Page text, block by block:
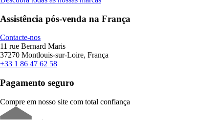
Assistência pós-venda na França
Contacte-nos
11 rue Bernard Maris
37270 Montlouis-sur-Loire, França
+33 1 86 47 62 58
Pagamento seguro
Compre em nosso site com total confiança